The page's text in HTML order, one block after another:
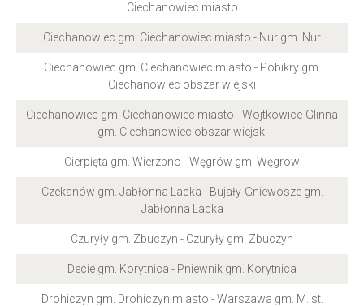
Ciechanowiec miasto
Ciechanowiec gm. Ciechanowiec miasto - Nur gm. Nur
Ciechanowiec gm. Ciechanowiec miasto - Pobikry gm.
Ciechanowiec obszar wiejski
Ciechanowiec gm. Ciechanowiec miasto - Wojtkowice-Glinna
gm. Ciechanowiec obszar wiejski
Cierpięta gm. Wierzbno - Węgrów gm. Węgrów
Czekanów gm. Jabłonna Lacka - Bujały-Gniewosze gm.
Jabłonna Lacka
Czuryły gm. Zbuczyn - Czuryły gm. Zbuczyn
Decie gm. Korytnica - Pniewnik gm. Korytnica
Drohiczyn gm. Drohiczyn miasto - Warszawa gm. M. st.